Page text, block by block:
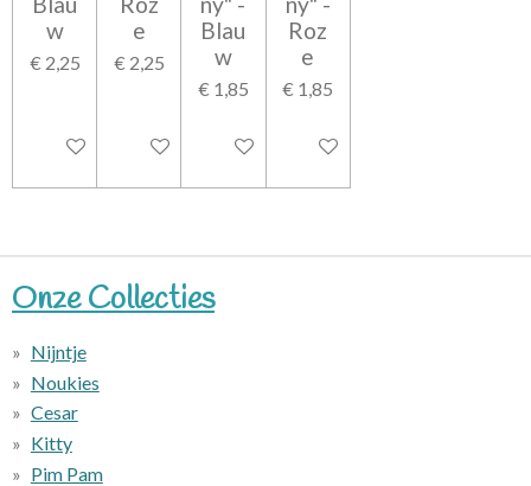
w
€ 2,25
In winkelwagen
e
€ 2,25
In winkelwagen
Blau
w
€ 1,85
In winkelwagen
Roz
e
€ 1,85
In winkelwagen
Onze Collecties
Nijntje
Noukies
Cesar
Kitty
Pim Pam